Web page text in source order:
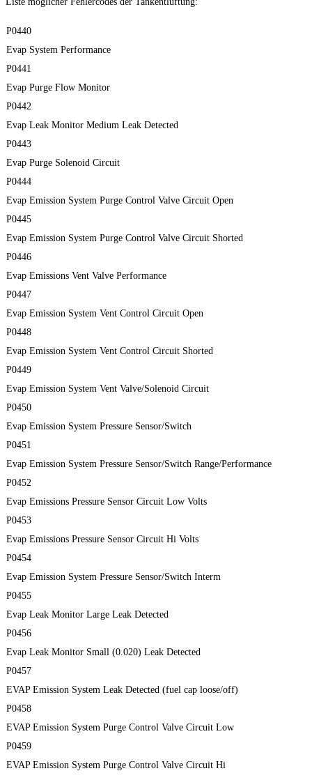
P0440
Evap System Performance
P0441
Evap Purge Flow Monitor
P0442
Evap Leak Monitor Medium Leak Detected
P0443
Evap Purge Solenoid Circuit
P0444
Evap Emission System Purge Control Valve Circuit Open
P0445
Evap Emission System Purge Control Valve Circuit Shorted
P0446
Evap Emissions Vent Valve Performance
P0447
Evap Emission System Vent Control Circuit Open
P0448
Evap Emission System Vent Control Circuit Shorted
P0449
Evap Emission System Vent Valve/Solenoid Circuit
P0450
Evap Emission System Pressure Sensor/Switch
P0451
Evap Emission System Pressure Sensor/Switch Range/Performance
P0452
Evap Emissions Pressure Sensor Circuit Low Volts
P0453
Evap Emissions Pressure Sensor Circuit Hi Volts
P0454
Evap Emission System Pressure Sensor/Switch Interm
P0455
Evap Leak Monitor Large Leak Detected
P0456
Evap Leak Monitor Small (0.020) Leak Detected
P0457
EVAP Emission System Leak Detected (fuel cap loose/off)
P0458
EVAP Emission System Purge Control Valve Circuit Low
P0459
EVAP Emission System Purge Control Valve Circuit Hi